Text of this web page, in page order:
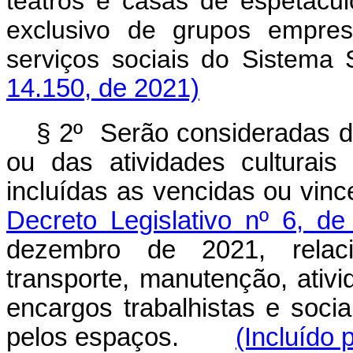
exclusivo de grupos
serviços sociais do
14.150, de 2021)
§ 2º Serão consideradas
ou das atividades
incluídas as vencidas ou
Decreto Legislativo nº 6,
dezembro de 2021,
transporte, manutenção,
encargos trabalhistas e
pelos espaços. (Incluído